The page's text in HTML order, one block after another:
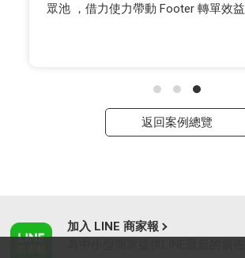
眾池 ，借力使力帶動 Footer 轉單效益
返回案例總覽
加入 LINE 商家報